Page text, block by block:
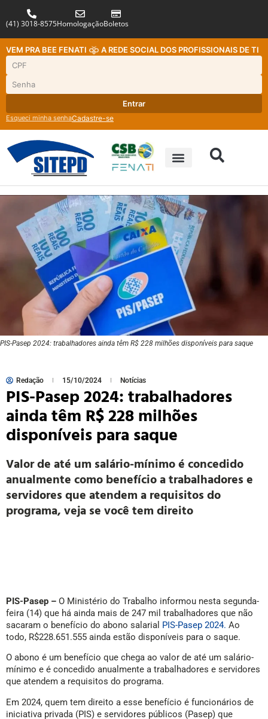
(41) 3018-8575HomologaçãoBoletos
VEM PRA BEE FENATI A REDE SOCIAL DOS PROFISSIONAIS DE TI
Entrar
Esqueci minha senhaCadastre-se
PIS-Pasep 2024: trabalhadores ainda têm R$ 228 milhões disponíveis para saque
Redação 15/10/2024 Notícias
PIS-Pasep 2024: trabalhadores
ainda têm R$ 228 milhões
disponíveis para saque
Valor de até um salário-mínimo é concedido
anualmente como benefício a trabalhadores e
servidores que atendem a requisitos do
programa, veja se você tem direito
PIS-Pasep – O Ministério do Trabalho informou nesta segunda-
feira (14) que há ainda mais de 247 mil trabalhadores que não
sacaram o benefício do abono salarial PIS-Pasep 2024. Ao
todo, R$228.651.555 ainda estão disponíveis para o saque.
O abono é um benefício que chega ao valor de até um salário-
mínimo e é concedido anualmente a trabalhadores e servidores
que atendem a requisitos do programa.
Em 2024, quem tem direito a esse benefício é funcionários de
iniciativa privada (PIS) e servidores públicos (Pasep) que